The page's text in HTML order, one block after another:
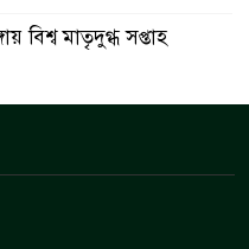
বিশ্ব মাতৃদুগ্ধ সপ্তাহ
মাসিক সভা অনুষ্ঠিত